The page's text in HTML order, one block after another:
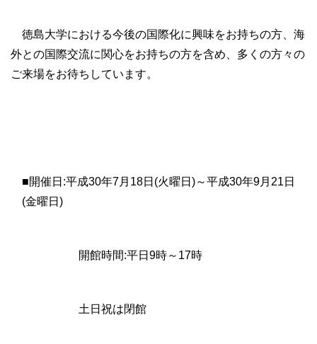
徳島大学における今後の国際化に興味をお持ちの方、海
外との国際交流に関心をお持ちの方を含め、多くの方々の
ご来場をお待ちしています。
■開催日:平成30年7月18日(火曜日)～平成30年9月21日
(金曜日)
開館時間:平日9時～17時
土日祝は閉館